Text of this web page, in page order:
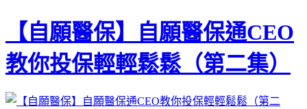
【自願醫保】自願醫保通CEO
教你投保輕輕鬆鬆（第二集）